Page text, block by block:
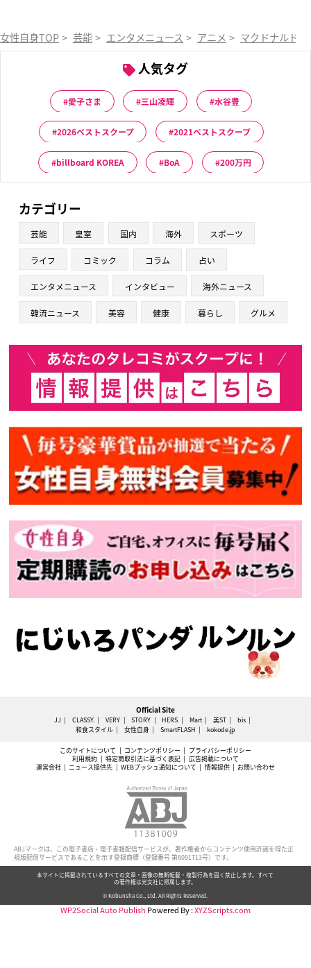
女性自身TOP > 芸能 > エンタメニュース > アニメ > マクドナルド
人気タグ
愛子さま 三山凌輝 水谷豊
2026ベストスクープ 2021ベストスクープ
billboard KOREA BoA 200万円
カテゴリー
芸能 皇室 国内 海外 スポーツ
ライフ コミック コラム 占い
エンタメニュース インタビュー 海外ニュース
韓流ニュース 美容 健康 暮らし グルメ
Official Site
JJ CLASSY. VERY STORY HERS Mart 美ST
bis
和食スタイル
女性自身 SmartFLASH kokode.jp
このサイトについて コンテンツポリシー
プライバシーポリシー
利用規約
特定商取引法に基づく表記
広告掲載について
運営会社
ニュース提供先 WEBプッシュ通知について 情報提供 お問い合わせ
ABJマークは、この電子書店・電子書籍配信サービスが、著作権者からコンテンツ使用許諾を得た正
規版配信サービスであることを示す登録商標（登録番号 第6091713号）です。
本サイトに掲載されているすべての文章・画像の無断転載・複製行為を固く禁止します。すべて
の著作権は光文社に帰属します。
© Kobunsha Co., Ltd. All Rights Reserved.
WP2Social Auto Publish Powered By :XYZScripts.com